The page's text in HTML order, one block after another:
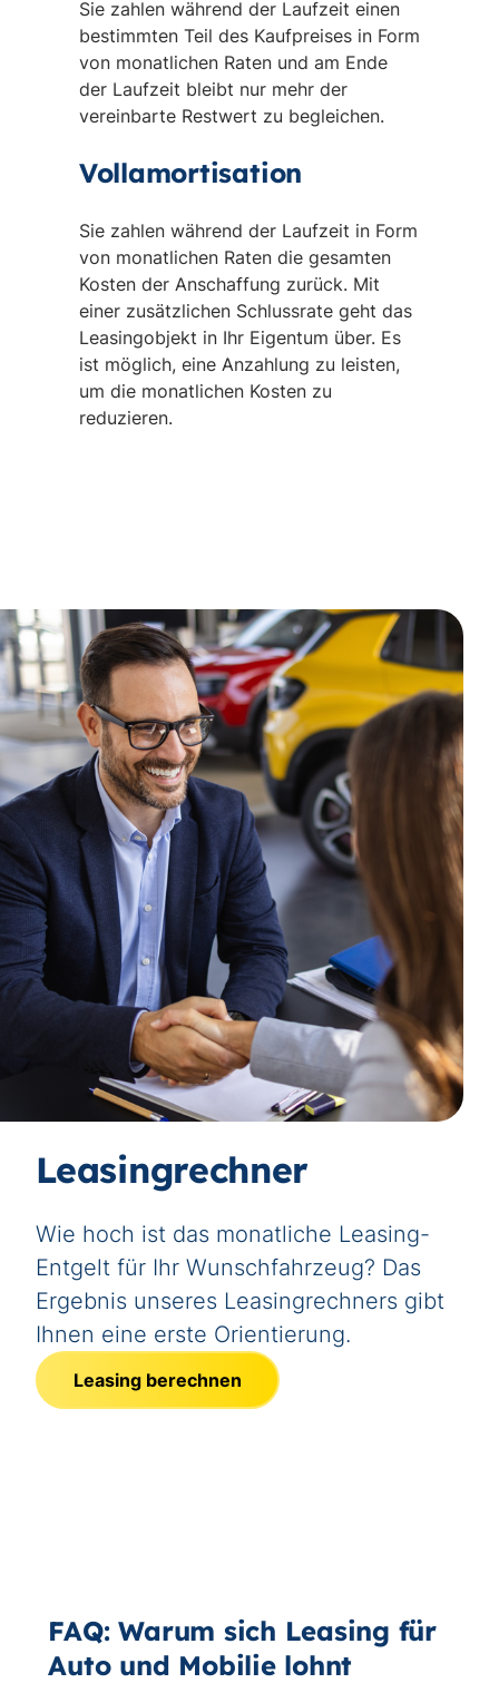
Sie zahlen während der Laufzeit einen
bestimmten Teil des Kaufpreises in Form
von monatlichen Raten und am Ende
der Laufzeit bleibt nur mehr der
vereinbarte Restwert zu begleichen.
Vollamortisation
Sie zahlen während der Laufzeit in Form
von monatlichen Raten die gesamten
Kosten der Anschaffung zurück. Mit
einer zusätzlichen Schlussrate geht das
Leasingobjekt in Ihr Eigentum über. Es
ist möglich, eine Anzahlung zu leisten,
um die monatlichen Kosten zu
reduzieren.
Leasingrechner
Wie hoch ist das monatliche Leasing-
Entgelt für Ihr Wunschfahrzeug? Das
Ergebnis unseres Leasingrechners gibt
Ihnen eine erste Orientierung.
Leasing berechnen
FAQ: Warum sich Leasing für
Auto und Mobilie lohnt